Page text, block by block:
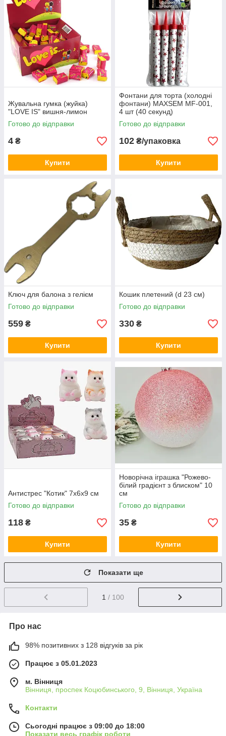
Жувальна гумка (жуйка)
"LOVE IS" вишня-лимон
Готово до відправки
4 ₴
Купити
Фонтани для торта (холодні
фонтани) MAXSEM MF-001,
4 шт (40 секунд)
Готово до відправки
102 ₴/упаковка
Купити
Ключ для балона з гелієм
Готово до відправки
559 ₴
Купити
Кошик плетений (d 23 см)
Готово до відправки
330 ₴
Купити
Антистрес "Котик" 7х6х9 см
Готово до відправки
118 ₴
Купити
Новорічна іграшка "Рожево-
білий градієнт з блиском" 10
см
Готово до відправки
35 ₴
Купити
Показати ще
1 / 100
Про нас
98% позитивних з 128 відгуків за рік
Працює з 05.01.2023
м. Вінниця
Вінниця, проспек Коцюбинського, 9, Вінниця, Україна
Контакти
Сьогодні працює з 09:00 до 18:00
Показати весь графік роботи